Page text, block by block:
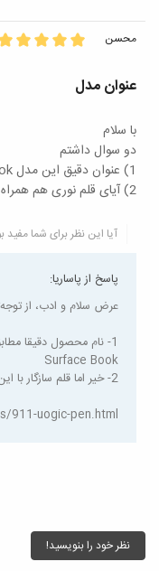
محسن
عنوان مدل
با سلام
دو سوال داشتم
1) عنوان دقیق این مدل Surface Book چیست؟
2) آیای قلم نوری هم همراه آن هست؟
آیا این نظر برای شما مفید
پاسخ از پاساریا:
عرض سلام و ادب، از
Surface Book
2- خیر اما قلم سازگار با این مدل در حال حاضر در سایت موجود است:
911-uogic-pen.html
نظر خود را بنویسید!